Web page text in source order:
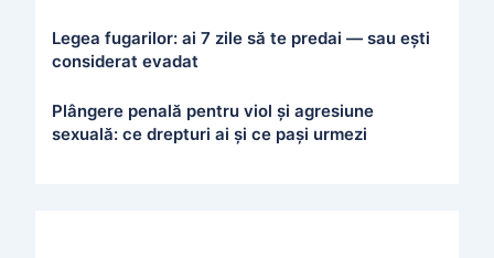
Legea fugarilor: ai 7 zile să te predai — sau ești
considerat evadat
Plângere penală pentru viol și agresiune
sexuală: ce drepturi ai și ce pași urmezi